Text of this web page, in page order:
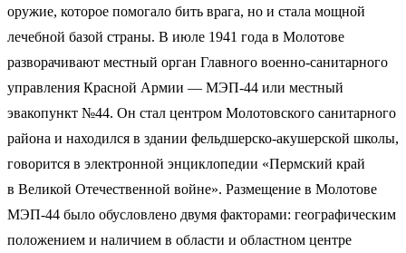
оружие, которое помогало бить врага, но и стала мощной
лечебной базой страны. В июле 1941 года в Молотове
разворачивают местный орган Главного военно-санитарного
управления Красной Армии — МЭП-44 или местный
эвакопункт №44. Он стал центром Молотовского санитарного
района и находился в здании фельдшерско-акушерской школы,
говорится в электронной энциклопедии «Пермский край
в Великой Отечественной войне». Размещение в Молотове
МЭП-44 было обусловлено двумя факторами: географическим
положением и наличием в области и областном центре